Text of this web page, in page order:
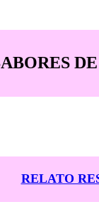
RELATO